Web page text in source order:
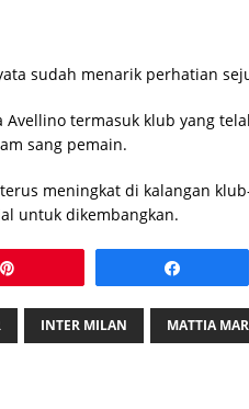
sudah menarik perhatian
termasuk klub yang
sang pemain.
meningkat di kalangan
untuk dikembangkan.
INTER MILAN MATTIA